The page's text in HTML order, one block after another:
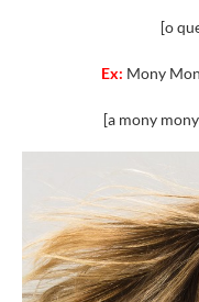
[o
Ex: Mony
[a mony